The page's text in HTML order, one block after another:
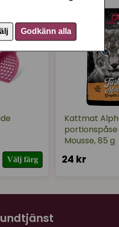
Godkänn alla
komponenter:
Välj färg
Kattmat
Mousse, 85 g
24 kr